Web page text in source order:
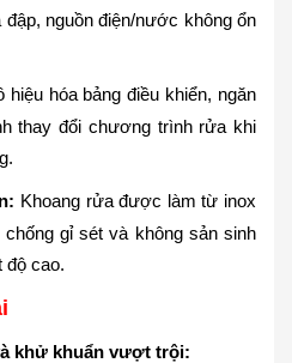
nguồn điện/nước không ổn
hiệu hóa bảng điều khiển, ngăn
thay đổi chương trình rửa khi
Khoang rửa được làm từ inox
gỉ sét và không sản sinh
độ cao.
khử khuẩn vượt trội: